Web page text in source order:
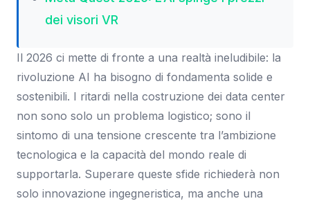
dei visori VR
Il 2026 ci mette di fronte a una realtà ineludibile: la
rivoluzione AI ha bisogno di fondamenta solide e
sostenibili. I ritardi nella costruzione dei data center
non sono solo un problema logistico; sono il
sintomo di una tensione crescente tra l’ambizione
tecnologica e la capacità del mondo reale di
supportarla. Superare queste sfide richiederà non
solo innovazione ingegneristica, ma anche una